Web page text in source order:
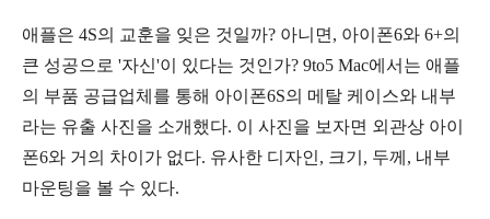
애플은 4S의 교훈을 잊은 것일까? 아니면, 아이폰6와 6+의
큰 성공으로 '자신'이 있다는 것인가? 9to5 Mac에서는 애플
의 부품 공급업체를 통해 아이폰6S의 메탈 케이스와 내부
라는 유출 사진을 소개했다. 이 사진을 보자면 외관상 아이
폰6와 거의 차이가 없다. 유사한 디자인, 크기, 두께, 내부
마운팅을 볼 수 있다.